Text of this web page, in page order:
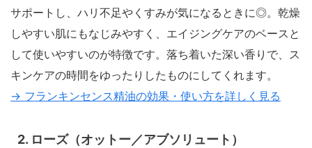
サポートし、ハリ不足やくすみが気になるときに◎。乾燥
しやすい肌にもなじみやすく、エイジングケアのベースと
して使いやすいのが特徴です。落ち着いた深い香りで、ス
キンケアの時間をゆったりしたものにしてくれます。
→ フランキンセンス精油の効果・使い方を詳しく見る
2. ローズ（オットー／アブソリュート）